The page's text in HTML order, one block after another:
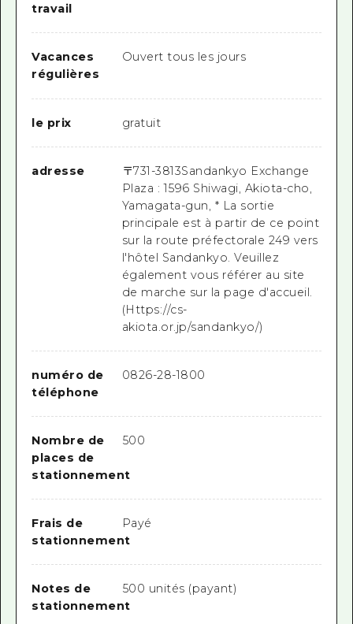
travail
Vacances
régulières
Ouvert tous les jours
le prix gratuit
adresse 〒731-3813Sandankyo Exchange
Plaza : 1596 Shiwagi, Akiota-cho,
Yamagata-gun, * La sortie
principale est à partir de ce point
sur la route préfectorale 249 vers
l'hôtel Sandankyo. Veuillez
également vous référer au site
de marche sur la page d'accueil.
(Https://cs-
akiota.or.jp/sandankyo/)
numéro de
téléphone
0826-28-1800
Nombre de
places de
stationnement
500
Frais de
stationnement
Payé
Notes de
stationnement
500 unités (payant)